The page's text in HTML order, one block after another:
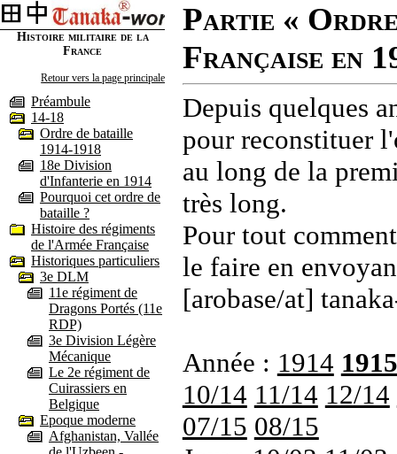
Histoire militaire de la
France
Retour vers la page principale
Préambule
14-18
Ordre de bataille
1914-1918
18e Division
d'Infanterie en 1914
Pourquoi cet ordre de
bataille ?
Histoire des régiments
de l'Armée Française
Historiques particuliers
3e DLM
11e régiment de
Dragons Portés (11e
RDP)
3e Division Légère
Mécanique
Le 2e régiment de
Cuirassiers en
Belgique
Epoque moderne
Afghanistan, Vallée
Partie «
Française en
Depuis quelques
pour reconstituer
au long de la
très long.
Pour tout
le faire en
[arobase/at]
Année : 1914 1915
10/14 11/14 12/14
07/15 08/15